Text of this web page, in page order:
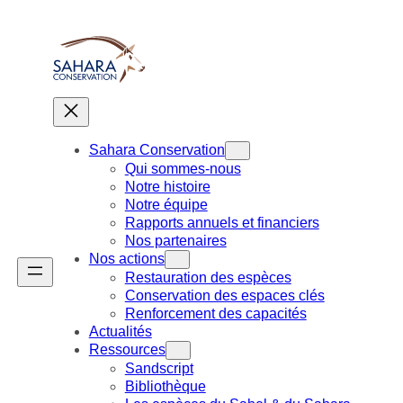
Sahara Conservation
Qui sommes-nous
Notre histoire
Notre équipe
Rapports annuels et financiers
Nos partenaires
Nos actions
Restauration des espèces
Conservation des espaces clés
Renforcement des capacités
Actualités
Ressources
Sandscript
Bibliothèque